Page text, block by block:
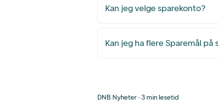
Kan jeg velge sparekonto?
Kan jeg ha flere Sparemål på
DNB Nyheter · 3 min lesetid